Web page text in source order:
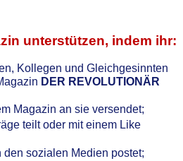
unterstützen, indem ihr:
Kollegen und Gleichgesinnten
DER REVOLUTIONÄR
Magazin an sie versendet;
teilt oder mit einem Like
den sozialen Medien postet;